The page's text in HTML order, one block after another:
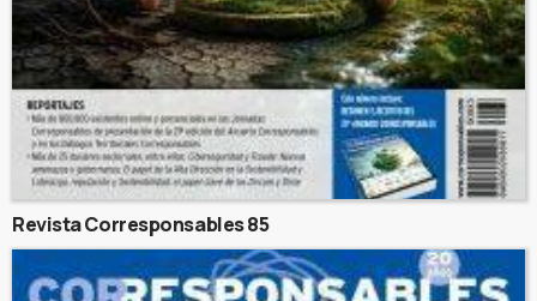
Revista Corresponsables 85